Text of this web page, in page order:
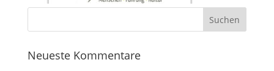
Neueste Kommentare